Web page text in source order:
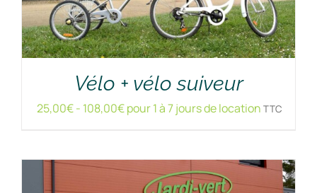
Vélo + vélo suiveur
25,00€- 108,00€pour 1 à 7 jours de location TTC
RÉSERVER ! DÉTAILS